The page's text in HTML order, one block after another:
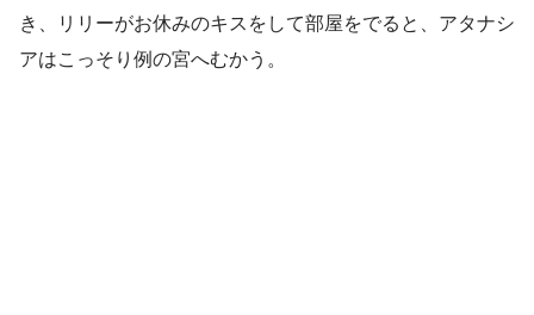
き、リリーがお休みのキスをして部屋をでると、アタナシ
アはこっそり例の宮へむかう。